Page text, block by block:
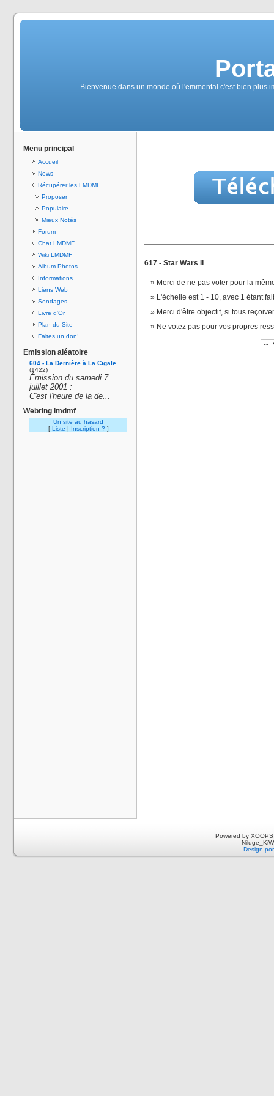
Bienvenue dans un monde où l'emmental c'est bien plus
Menu principal
Accueil
News
Récupérer les LMDMF
Proposer
Populaire
Mieux Notés
Forum
Chat LMDMF
Wiki LMDMF
Album Photos
Informations
Liens Web
Sondages
Livre d'Or
Plan du Site
Faites un don!
Emission aléatoire
604 - La Dernière à La Cigale
(1422)
Émission du samedi 7
juillet 2001 :
C'est l'heure de la de...
Webring lmdmf
Un site au hasard
[ Liste | Inscription ? ]
617 - Star Wars II
Merci de ne pas voter pour la
L'échelle est 1 - 10, avec 1 étant
Merci d'être objectif, si tous
Ne votez pas pour vos propres
Powered by
Design